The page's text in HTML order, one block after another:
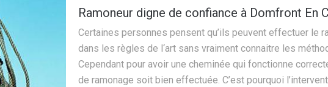
Ramoneur digne de confiance à Domfront En
Certaines personnes pensent qu’ils peuvent effectuer le
dans les règles de l‘art sans vraiment connaitre les
Cependant pour avoir une cheminée qui fonctionne
de ramonage soit bien effectuée. C’est pourquoi